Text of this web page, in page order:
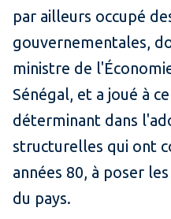
par ailleurs occupé
gouvernementales,
ministre de
Sénégal, et a joué à
déterminant dans
structurelles qui ont
années 80, à poser
du pays.